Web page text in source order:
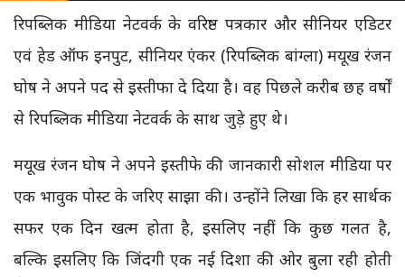
रिपब्लिक मीडिया नेटवर्क के वरिष्ठ पत्रकार और सीनियर एडिटर
एवं हेड ऑफ इनपुट, सीनियर एंकर (रिपब्लिक बांग्ला) मयूख रंजन
घोष ने अपने पद से इस्तीफा दे दिया है। वह पिछले करीब छह वर्षों
से रिपब्लिक मीडिया नेटवर्क के साथ जुड़े हुए थे।
मयूख रंजन घोष ने अपने इस्तीफे की जानकारी सोशल मीडिया पर
एक भावुक पोस्ट के जरिए साझा की। उन्होंने लिखा कि हर सार्थक
सफर एक दिन खत्म होता है, इसलिए नहीं कि कुछ गलत है,
बल्कि इसलिए कि जिंदगी एक नई दिशा की ओर बुला रही होती